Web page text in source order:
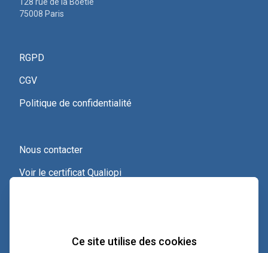
128 rue de la Boétie
75008 Paris
RGPD
CGV
Politique de confidentialité
Nous contacter
Voir le certificat Qualiopi
Ce site utilise des cookies